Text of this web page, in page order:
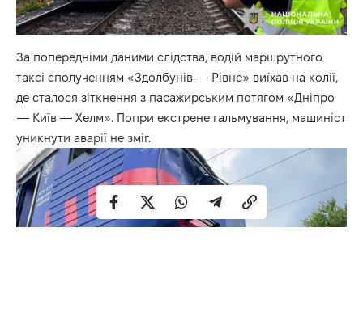
За попередніми даними слідства, водій маршрутного
таксі сполученням «Здолбунів — Рівне» виїхав на колії,
де сталося зіткнення з пасажирським потягом «Дніпро
— Київ — Хелм». Попри екстрене гальмування, машиніст
уникнути аварії не зміг.